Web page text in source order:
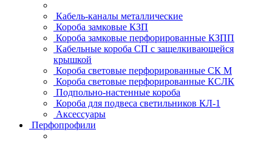
Кабель-каналы металлические
Короба замковые КЗП
Короба замковые перфорированные КЗПП
Кабельные короба СП с защелкивающейся
крышкой
Короба световые перфорированные СК М
Короба световые перфорированные КСЛК
Подпольно-настенные короба
Короба для подвеса светильников КЛ-1
Аксессуары
Перфопрофили